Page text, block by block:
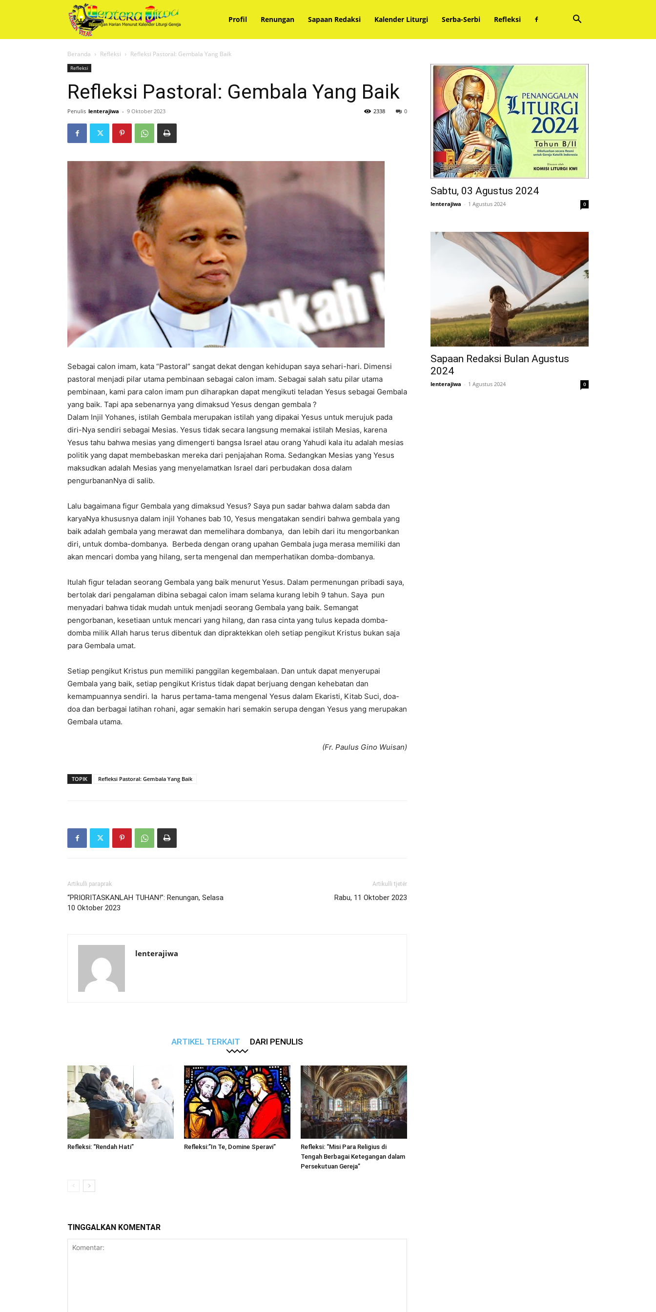
Harian
Lentera
Profil Renungan Sapaan Redaksi Kalender Liturgi Serba-Serbi Refleksi
Beranda Refleksi Refleksi Pastoral: Gembala Yang Baik
Refleksi
Refleksi Pastoral: Gembala Yang Baik
Penulis lenterajiwa - 9 Oktober 2023 0
2338
Sebagai calon imam, kata “Pastoral” sangat dekat dengan kehidupan saya sehari-hari. Dimensi
pastoral menjadi pilar utama pembinaan sebagai calon imam. Sebagai salah satu pilar utama
pembinaan, kami para calon imam pun diharapkan dapat mengikuti teladan Yesus sebagai Gembala
yang baik. Tapi apa sebenarnya yang dimaksud Yesus dengan gembala ?
Dalam Injil Yohanes, istilah Gembala merupakan istilah yang dipakai Yesus untuk merujuk pada
diri-Nya sendiri sebagai Mesias. Yesus tidak secara langsung memakai istilah Mesias, karena
Yesus tahu bahwa mesias yang dimengerti bangsa Israel atau orang Yahudi kala itu adalah mesias
politik yang dapat membebaskan mereka dari penjajahan Roma. Sedangkan Mesias yang Yesus
maksudkan adalah Mesias yang menyelamatkan Israel dari perbudakan dosa dalam
pengurbananNya di salib.
Lalu bagaimana figur Gembala yang dimaksud Yesus? Saya pun sadar bahwa dalam sabda dan
karyaNya khususnya dalam injil Yohanes bab 10, Yesus mengatakan sendiri bahwa gembala yang
baik adalah gembala yang merawat dan memelihara dombanya, dan lebih dari itu mengorbankan
diri, untuk domba-dombanya. Berbeda dengan orang upahan Gembala juga merasa memiliki dan
akan mencari domba yang hilang, serta mengenal dan memperhatikan domba-dombanya.
Itulah figur teladan seorang Gembala yang baik menurut Yesus. Dalam permenungan pribadi saya,
bertolak dari pengalaman dibina sebagai calon imam selama kurang lebih 9 tahun. Saya pun
menyadari bahwa tidak mudah untuk menjadi seorang Gembala yang baik. Semangat
pengorbanan, kesetiaan untuk mencari yang hilang, dan rasa cinta yang tulus kepada domba-
domba milik Allah harus terus dibentuk dan dipraktekkan oleh setiap pengikut Kristus bukan saja
para Gembala umat.
Setiap pengikut Kristus pun memiliki panggilan kegembalaan. Dan untuk dapat menyerupai
Gembala yang baik, setiap pengikut Kristus tidak dapat berjuang dengan kehebatan dan
kemampuannya sendiri. Ia harus pertama-tama mengenal Yesus dalam Ekaristi, Kitab Suci, doa-
doa dan berbagai latihan rohani, agar semakin hari semakin serupa dengan Yesus yang merupakan
Gembala utama.
(Fr. Paulus Gino Wuisan)
TOPIK Refleksi Pastoral: Gembala Yang Baik
Artikulli paraprak
“PRIORITASKANLAH TUHAN!”: Renungan, Selasa
10 Oktober 2023
Artikulli tjetër
Rabu, 11 Oktober 2023
lenterajiwa
ARTIKEL TERKAIT DARI PENULIS
Refleksi: “Rendah Hati” Refleksi:”In Te, Domine Speravi”
Refleksi: “Misi Para Religius di
Tengah Berbagai Ketegangan dalam
Persekutuan Gereja”
TINGGALKAN KOMENTAR
Sabtu, 03 Agustus 2024
lenterajiwa - 1 Agustus 2024 0
Sapaan Redaksi Bulan Agustus
2024
lenterajiwa - 1 Agustus 2024 0